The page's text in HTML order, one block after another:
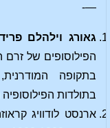
—-
גאורג וילהלם
הפילוסופים של זרם
בתקופה
בתולדות
ארנסט לודוויג